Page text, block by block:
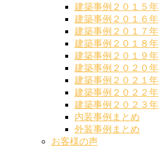
建築事例２０１５年
建築事例２０１６年
建築事例２０１７年
建築事例２０１８年
建築事例２０１９年
建築事例２０２０年
建築事例２０２１年
建築事例２０２２年
建築事例２０２３年
内装事例まとめ
外装事例まとめ
お客様の声